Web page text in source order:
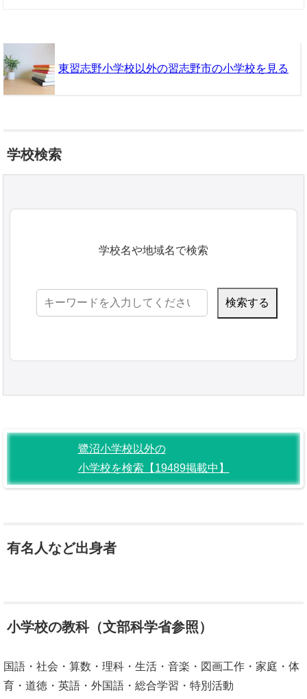
東習志野小学校以外の習志野市の小学校を見る
学校検索
学校名や地域名で検索
検
鷺沼小学校以外の
小学校を検索【19489掲載中】
有名人など出身者
小学校の教科（文部科学省参照）
国語・社会・算数・理科・生活・音楽・図画工作・家庭・体
育・道徳・英語・外国語・総合学習・特別活動